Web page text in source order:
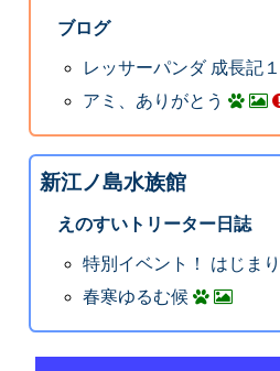
ブログ
レッサーパンダ 成長記
アミ、ありがとう
新江ノ島水族館
えのすいトリーター日誌
特別イベント！ はじま
春寒ゆるむ候